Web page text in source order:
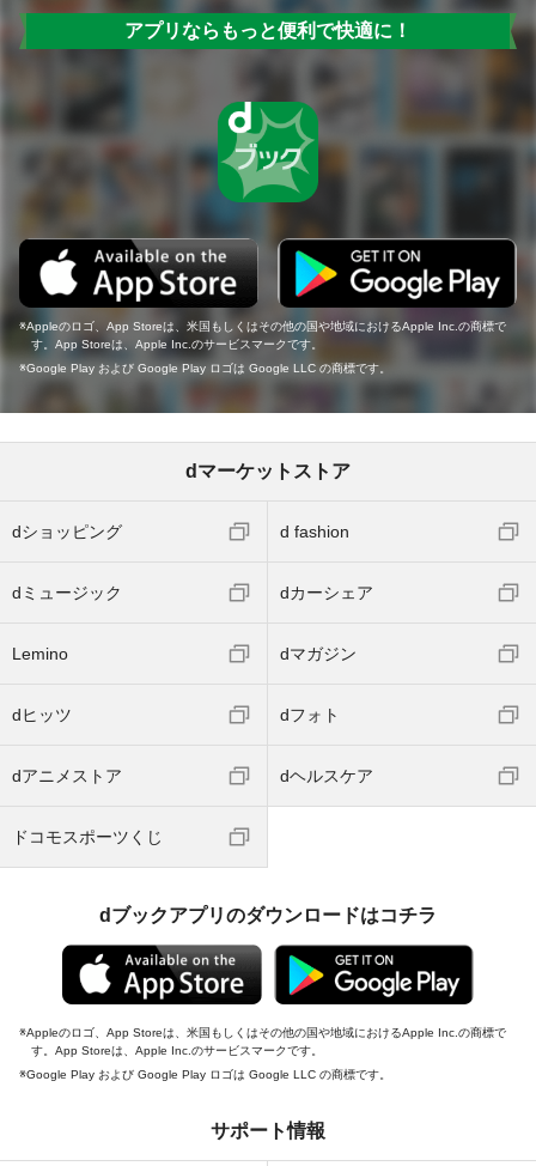
アプリならもっと便利で快適に！
Appleのロゴ、App Storeは、米国もしくはその他の国や地域におけるApple Inc.の商標で
す。App Storeは、Apple Inc.のサービスマークです。
Google Play および Google Play ロゴは Google LLC の商標です。
dマーケットストア
dショッピング d fashion
dミュージック dカーシェア
Lemino dマガジン
dヒッツ dフォト
dアニメストア dヘルスケア
ドコモスポーツくじ
dブックアプリのダウンロードはコチラ
Appleのロゴ、App Storeは、米国もしくはその他の国や地域におけるApple Inc.の商標で
す。App Storeは、Apple Inc.のサービスマークです。
Google Play および Google Play ロゴは Google LLC の商標です。
サポート情報